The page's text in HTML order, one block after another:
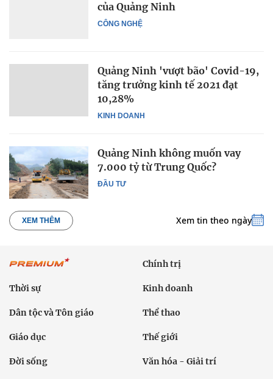
CÔNG NGHỆ
của Quảng Ninh
KINH DOANH
Quảng Ninh 'vượt bão' Covid-19,
tăng trưởng kinh tế 2021 đạt
10,28%
ĐẦU TƯ
Quảng Ninh không muốn vay
7.000 tỷ từ Trung Quốc?
XEM THÊM Xem tin theo ngày
Chính trị
Thời sự Kinh doanh
Dân tộc và Tôn giáo Thể thao
Giáo dục Thế giới
Đời sống Văn hóa - Giải trí